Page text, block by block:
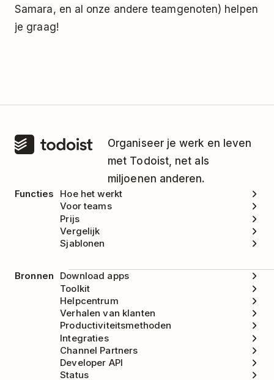
Samara, en al onze andere teamgenoten) helpen
je graag!
Organiseer je werk en leven
met Todoist, net als
miljoenen anderen.
Functies
Hoe het werkt
Voor teams
Prijs
Vergelijk
Sjablonen
Bronnen
Download apps
Toolkit
Helpcentrum
Verhalen van klanten
Productiviteitsmethoden
Integraties
Channel Partners
Developer API
Status